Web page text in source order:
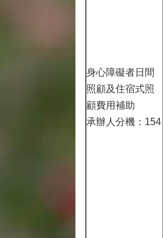
身心障礙者日間
照顧及住宿式照
顧費用補助
承辦人分機：154